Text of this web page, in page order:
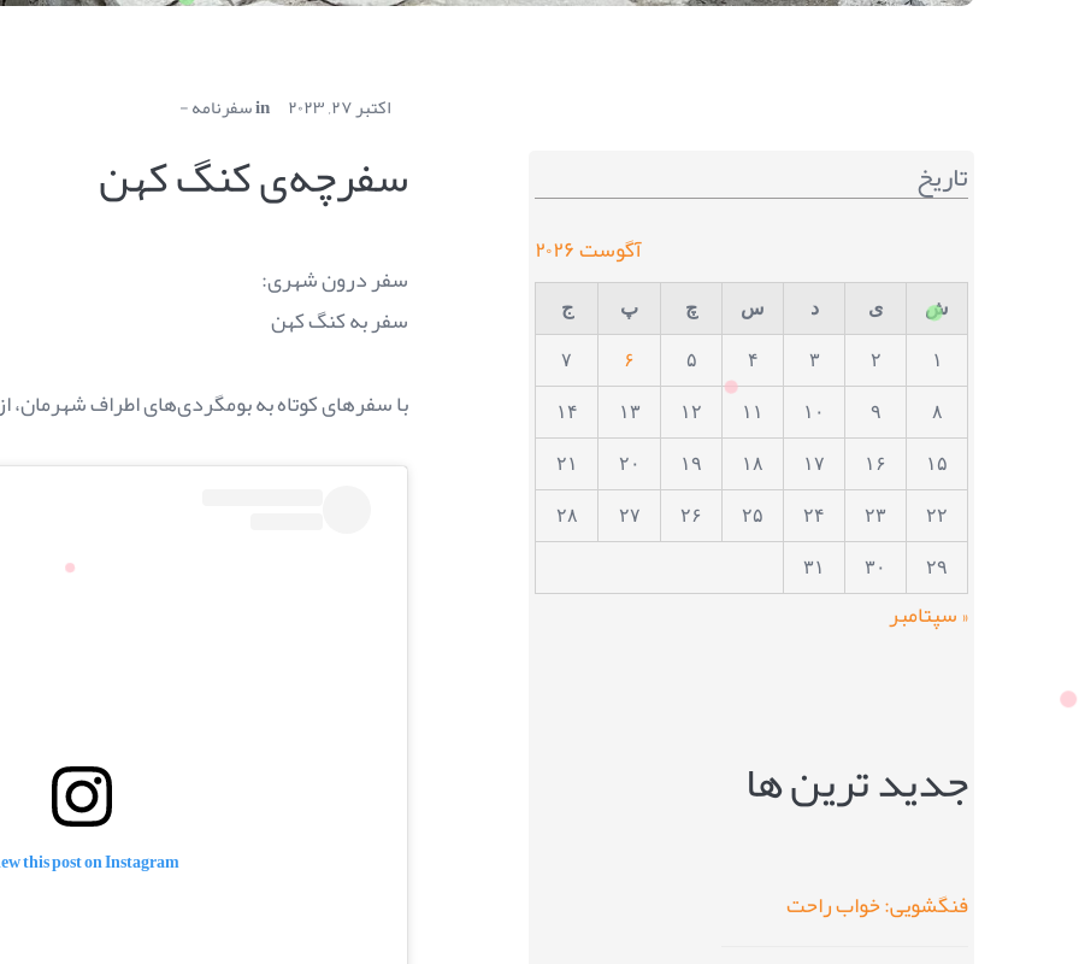
اکتبر ۲۷, ۲۰۲۳ inسفرنامه
سفرچه‌ی کنگ کهن
سفر درون شهری:
سفر به کنگ کهن
با سفرهای کوتاه به بومگردی‌های اطراف
this post on Instagram
تاریخ
آگوست ۲۰۲۶
ش ی د س چ پ ج
۱ ۲ ۳ ۴ ۵ ۶ ۷
۸ ۹ ۱۰ ۱۱ ۱۲ ۱۳ ۱۴
۱۵ ۱۶ ۱۷ ۱۸ ۱۹ ۲۰ ۲۱
۲۲ ۲۳ ۲۴ ۲۵ ۲۶ ۲۷ ۲۸
۲۹ ۳۰ ۳۱
« سپتامبر
جدید ترین ها
فنگشویی: خواب راحت